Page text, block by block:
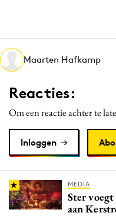
Martech
Merkstrategie
PR
Programmatic
Purpose Marketing
Reputatie & crisis
Maarten Hafkamp
Reacties:
Om een reactie achter te
Inloggen
MEDIA
Ster
aan